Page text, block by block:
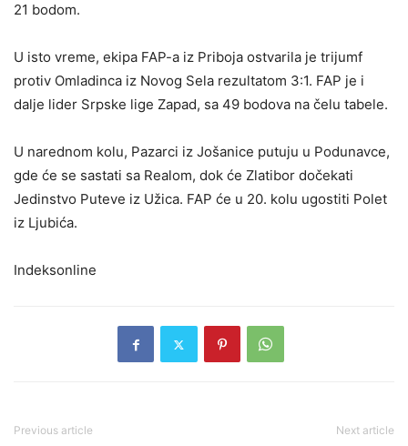
21 bodom.
U isto vreme, ekipa FAP-a iz Priboja ostvarila je trijumf
protiv Omladinca iz Novog Sela rezultatom 3:1. FAP je i
dalje lider Srpske lige Zapad, sa 49 bodova na čelu tabele.
U narednom kolu, Pazarci iz Jošanice putuju u Podunavce,
gde će se sastati sa Realom, dok će Zlatibor dočekati
Jedinstvo Puteve iz Užica. FAP će u 20. kolu ugostiti Polet
iz Ljubića.
Indeksonline
Previous article Next article